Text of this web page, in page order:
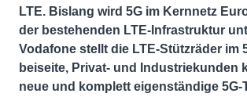
LTE. Bislang wird 5G im Kernnetz
der bestehenden LTE-Infrastruktur
Vodafone stellt die LTE-Stützräder im
beiseite, Privat- und Industriekunden
neue und komplett eigenständige